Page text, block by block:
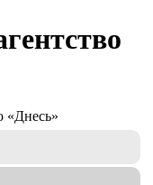
«Днесь»